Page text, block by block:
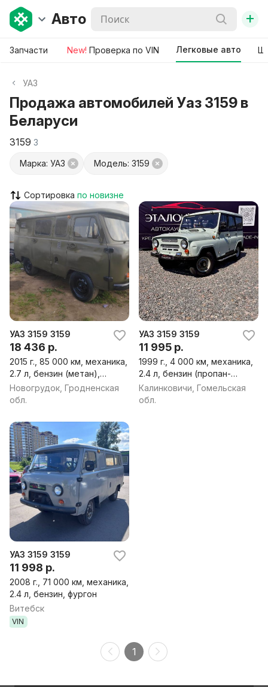
Авто +
Запчасти New! Проверка по VIN Легковые авто
УАЗ
Продажа автомобилей Уаз 3159 в
Беларуси
3159 3
Марка: УАЗ Модель: 3159
Сортировка
УАЗ 3159 3159
18 436 р.
2015 г., 85 000 км, механика,
2.7 л, бензин (метан),
внедорожник
Новогрудок, Гродненская
обл.
УАЗ 3159 3159
11 995 р.
1999 г., 4 000 км, механика,
2.4 л, бензин (пропан-
бутан), внедорожник
Калинковичи, Гомельская
обл.
УАЗ 3159 3159
11 998 р.
2008 г., 71 000 км, механика,
2.4 л, бензин, фургон
Витебск
VIN
1